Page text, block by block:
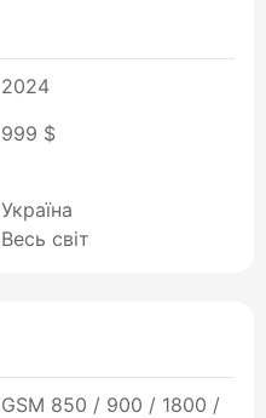
2024
999 $
Україна
Весь світ
GSM 850 / 900 / 1800 /